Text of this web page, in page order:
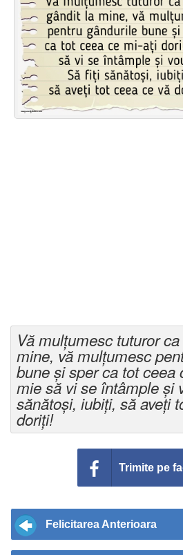
Felicitari zile saptamana
Felicitari muzicale
Felicitari muzicale personalizate
Felicitari animate
Vă mulțumesc tuturor
mine, vă mulțumesc
bune și sper ca tot ceea
mie să vi se întâmple și
sănătoși, iubiți, să aveți
doriți!
Trimite pe
Felicitarea Anterioara